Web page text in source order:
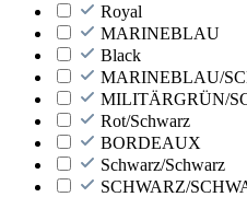
Royal
MARINEBLAU
Black
MARINEBLAU/
MILITÄRGRÜN/
Rot/Schwarz
BORDEAUX
Schwarz/Schwarz
SCHWARZ/